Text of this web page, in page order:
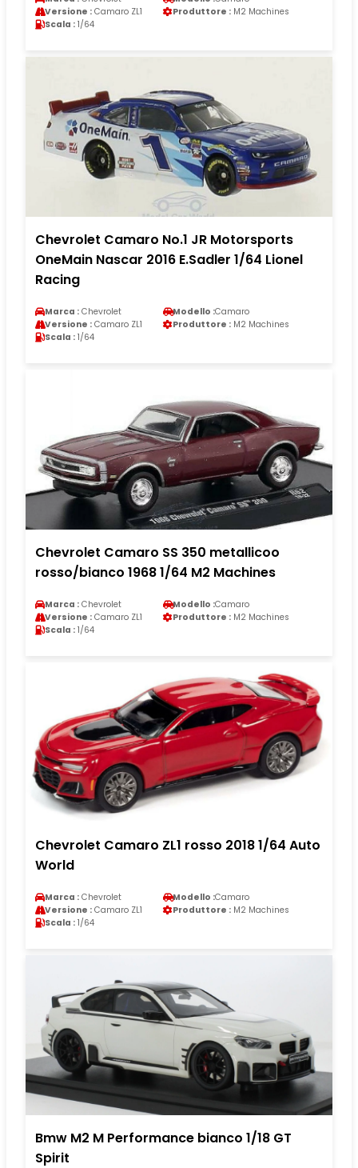
Versione : Camaro ZL1 Produttore : M2 Machines
Scala : 1/64
Chevrolet Camaro No.1 JR Motorsports
OneMain Nascar 2016 E.Sadler 1/64 Lionel
Racing
Marca : Chevrolet Modello :Camaro
Versione : Camaro ZL1 Produttore : M2 Machines
Scala : 1/64
Chevrolet Camaro SS 350 metallicoo
rosso/bianco 1968 1/64 M2 Machines
Marca : Chevrolet Modello :Camaro
Versione : Camaro ZL1 Produttore : M2 Machines
Scala : 1/64
Chevrolet Camaro ZL1 rosso 2018 1/64 Auto
World
Marca : Chevrolet Modello :Camaro
Versione : Camaro ZL1 Produttore : M2 Machines
Scala : 1/64
Bmw M2 M Performance bianco 1/18 GT
Spirit